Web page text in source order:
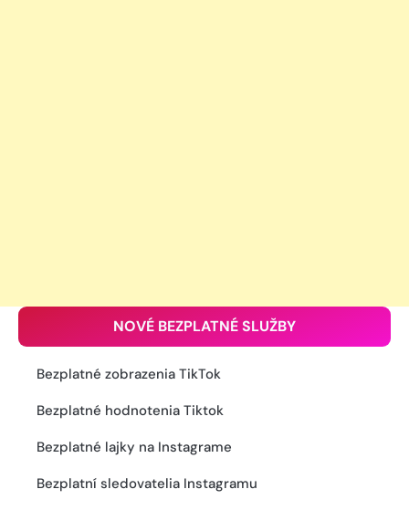
NOVÉ BEZPLATNÉ SLUŽBY
Bezplatné zobrazenia TikTok
Bezplatné hodnotenia Tiktok
Bezplatné lajky na Instagrame
Bezplatní sledovatelia Instagramu